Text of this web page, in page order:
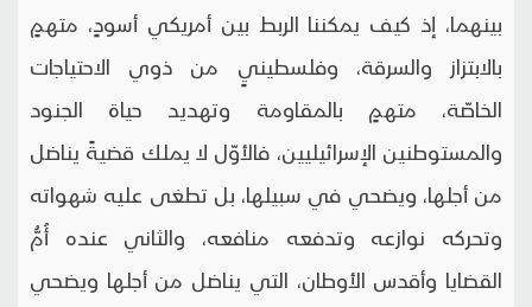
بينهما، إذ كيف يمكننا الربط بين أمريكي أسودٍ، متهمٍ
بالابتزاز والسرقة، وفلسطينيٍ من ذوي الاحتياجات
الخاصّة، متهمٍ بالمقاومة وتهديد حياة الجنود
والمستوطنين الإسرائيليين، فالأوّل لا يملك قضيةً يناضل
من أجلها، ويضحي في سبيلها، بل تطغى عليه شهواته
وتحركه نوازعه وتدفعه منافعه، والثاني عنده أُمُّ
القضايا وأقدس الأوطان، التي يناضل من أجلها ويضحي